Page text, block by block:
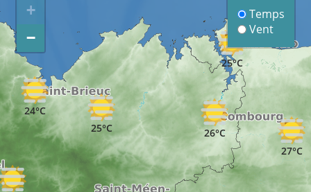
26°C
25°C
24°C
27°C
25°C
+
−
Temps
Vent